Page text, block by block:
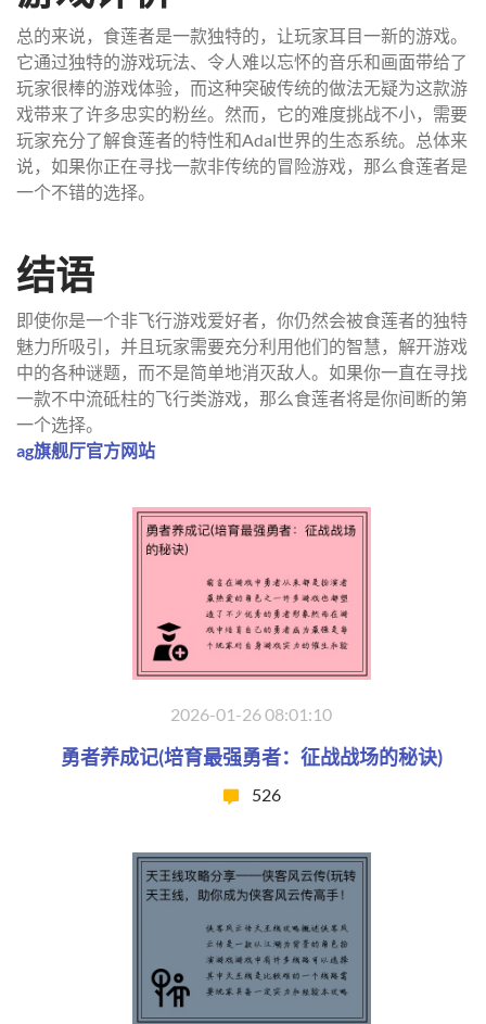
总的来说，食莲者是一款独特的，让玩家耳目一新的游戏。
它通过独特的游戏玩法、令人难以忘怀的音乐和画面带给了
玩家很棒的游戏体验，而这种突破传统的做法无疑为这款游
戏带来了许多忠实的粉丝。然而，它的难度挑战不小，需要
玩家充分了解食莲者的特性和Adal世界的生态系统。总体来
说，如果你正在寻找一款非传统的冒险游戏，那么食莲者是
一个不错的选择。
结语
即使你是一个非飞行游戏爱好者，你仍然会被食莲者的独特
魅力所吸引，并且玩家需要充分利用他们的智慧，解开游戏
中的各种谜题，而不是简单地消灭敌人。如果你一直在寻找
一款不中流砥柱的飞行类游戏，那么食莲者将是你间断的第
一个选择。
ag旗舰厅官方网站
2026-01-26 08:01:10
勇者养成记(培育最强勇者：征战战场的秘诀)
526